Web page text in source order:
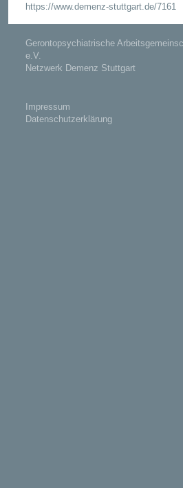
https://www.demenz-stuttgart.de/7161
Gerontopsychiatrische
e.V.
Netzwerk Demenz Stuttgart
Impressum
Datenschutzerklärung